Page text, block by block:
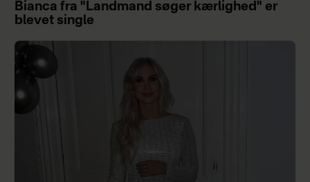
Bianca fra "Landmand søger kærlighed" er
blevet single